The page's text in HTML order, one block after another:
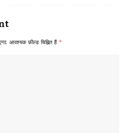
आवश्यक फ़ील्ड चिह्नित हैं *